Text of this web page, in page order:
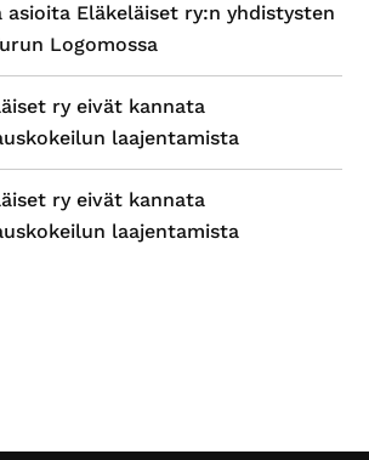
asioita Eläkeläiset ry:n yhdistysten
Logomossa
ry eivät kannata
laajentamista
ry eivät kannata
laajentamista